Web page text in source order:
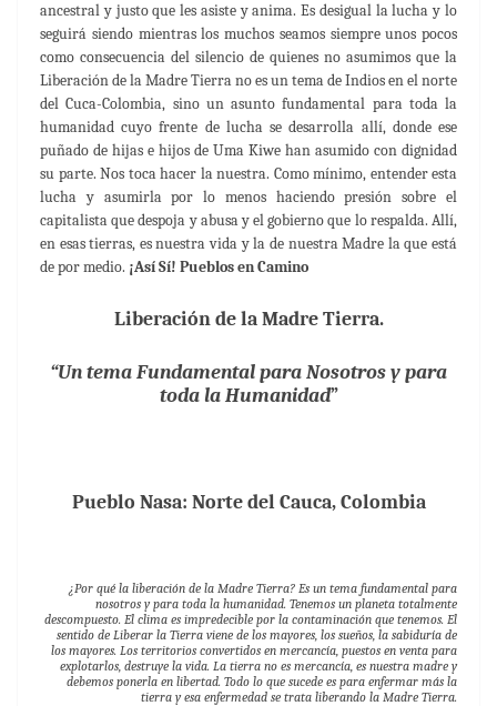
ancestral y justo que les asiste y anima. Es desigual la lucha y lo
seguirá siendo mientras los muchos seamos siempre unos pocos
como consecuencia del silencio de quienes no asumimos que la
Liberación de la Madre Tierra no es un tema de Indios en el norte
del Cuca-Colombia, sino un asunto fundamental para toda la
humanidad cuyo frente de lucha se desarrolla allí, donde ese
puñado de hijas e hijos de Uma Kiwe han asumido con dignidad
su parte. Nos toca hacer la nuestra. Como mínimo, entender esta
lucha y asumirla por lo menos haciendo presión sobre el
capitalista que despoja y abusa y el gobierno que lo respalda. Allí,
en esas tierras, es nuestra vida y la de nuestra Madre la que está
de por medio. ¡Así Sí! Pueblos en Camino
Liberación de la Madre Tierra.
“Un tema Fundamental para Nosotros y para
toda la Humanidad”
Pueblo Nasa: Norte del Cauca, Colombia
¿Por qué la liberación de la Madre Tierra? Es un tema fundamental para
nosotros y para toda la humanidad. Tenemos un planeta totalmente
descompuesto. El clima es impredecible por la contaminación que tenemos. El
sentido de Liberar la Tierra viene de los mayores, los sueños, la sabiduría de
los mayores. Los territorios convertidos en mercancía, puestos en venta para
explotarlos, destruye la vida. La tierra no es mercancía, es nuestra madre y
debemos ponerla en libertad. Todo lo que sucede es para enfermar más la
tierra y esa enfermedad se trata liberando la Madre Tierra.